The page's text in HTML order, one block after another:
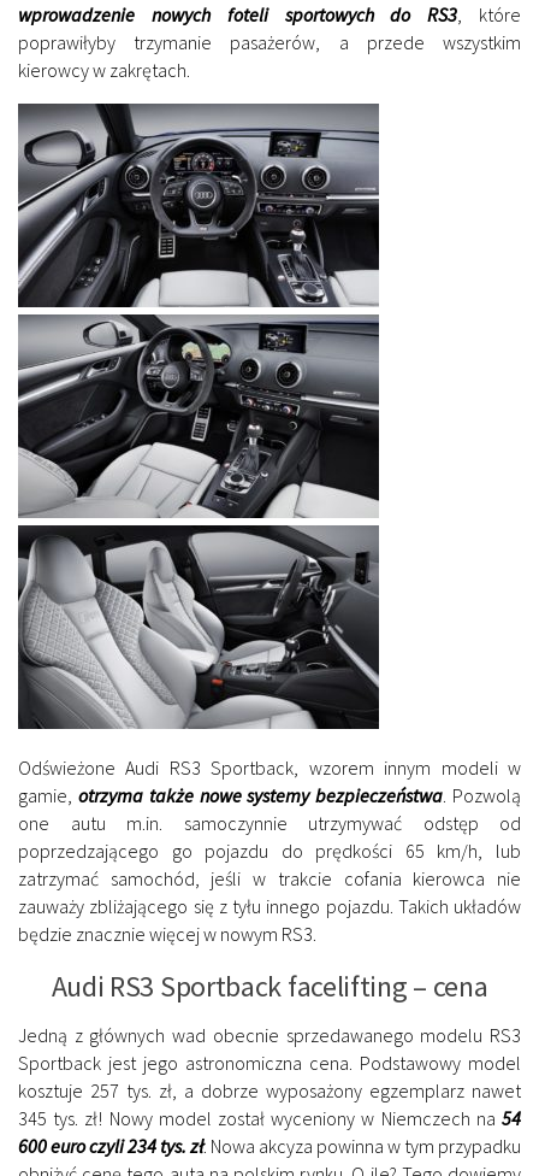
wprowadzenie nowych foteli sportowych do RS3 , które
poprawiłyby trzymanie pasażerów, a przede wszystkim
kierowcy w zakrętach.
Odświeżone Audi RS3 Sportback, wzorem innym modeli w
gamie, otrzyma także nowe systemy bezpieczeństwa . Pozwolą
one autu m.in. samoczynnie utrzymywać odstęp od
poprzedzającego go pojazdu do prędkości 65 km/h, lub
zatrzymać samochód, jeśli w trakcie cofania kierowca nie
zauważy zbliżającego się z tyłu innego pojazdu. Takich układów
będzie znacznie więcej w nowym RS3.
Audi RS3 Sportback facelifting – cena
Jedną z głównych wad obecnie sprzedawanego modelu RS3
Sportback jest jego astronomiczna cena. Podstawowy model
kosztuje 257 tys. zł, a dobrze wyposażony egzemplarz nawet
345 tys. zł! Nowy model został wyceniony w Niemczech na 54
600 euro czyli 234 tys. zł. Nowa akcyza powinna w tym przypadku